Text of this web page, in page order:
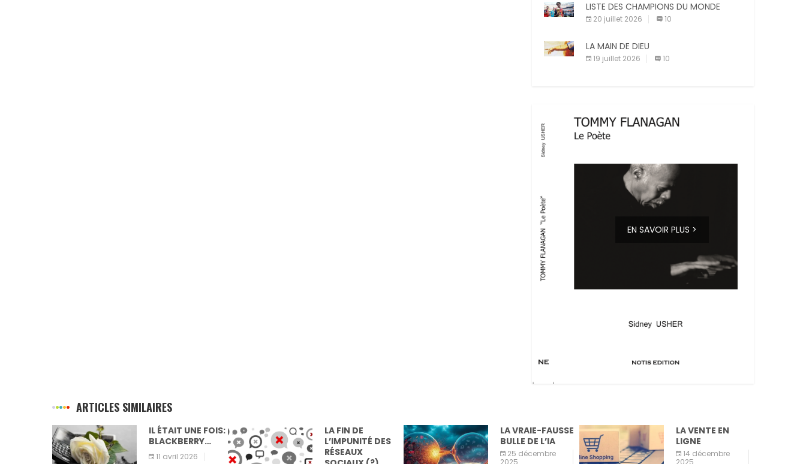
LISTE DES CHAMPIONS DU MONDE
20 juillet 2026 10
LA MAIN DE DIEU
19 juillet 2026 10
EN SAVOIR PLUS >
ARTICLES SIMILAIRES
IL ÉTAIT UNE FOIS:
BLACKBERRY…
11 avril 2026
LA FIN DE
L’IMPUNITÉ DES
RÉSEAUX
LA VRAIE-FAUSSE
BULLE DE L’IA
25 décembre
LA VENTE EN
LIGNE
14 décembre